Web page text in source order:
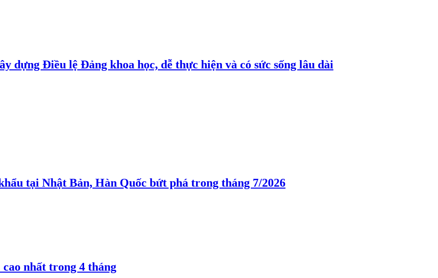
dựng Điều lệ Đảng khoa học, dễ thực hiện và có sức sống lâu dài
tại Nhật Bản, Hàn Quốc bứt phá trong tháng 7/2026
nhất trong 4 tháng